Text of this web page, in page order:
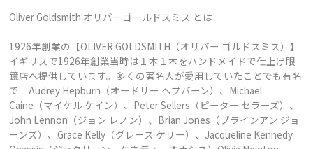
Oliver Goldsmith オリバーゴールドスミス とは
1926年創業の【OLIVER GOLDSMITH（オリバー ゴルドスミス）】
イギリスで1926年創業当時は１本１本をハンドメイドで仕上げ眼
鏡店へ提供しています。多くの著名人が愛用していたことでも有名
で Audrey Hepburn（オードリー ヘプバーン）、Michael
Caine（マイケル ケイン）、Peter Sellers（ピーター セラーズ）、
John Lennon（ジョン レノン）、Brian Jones（ブラインアン ジョ
ーンズ）、Grace Kelly（グレース ケリー）、Jacqueline Kennedy